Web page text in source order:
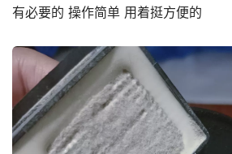
有必要的 操作简单 用着挺方便的